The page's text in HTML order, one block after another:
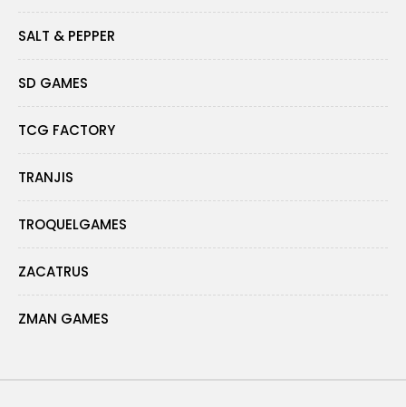
SALT & PEPPER
SD GAMES
TCG FACTORY
TRANJIS
TROQUELGAMES
ZACATRUS
ZMAN GAMES